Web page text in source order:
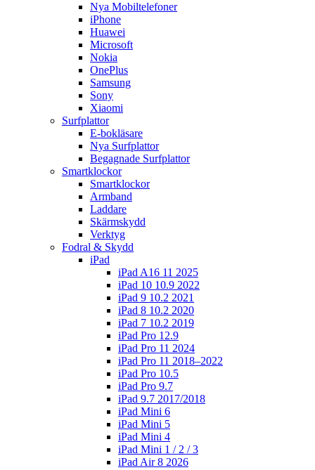
Nya Mobiltelefoner
iPhone
Huawei
Microsoft
Nokia
OnePlus
Samsung
Sony
Xiaomi
Surfplattor
E-bokläsare
Nya Surfplattor
Begagnade Surfplattor
Smartklockor
Smartklockor
Armband
Laddare
Skärmskydd
Verktyg
Fodral & Skydd
iPad
iPad A16 11 2025
iPad 10 10.9 2022
iPad 9 10.2 2021
iPad 8 10.2 2020
iPad 7 10.2 2019
iPad Pro 12.9
iPad Pro 11 2024
iPad Pro 11 2018–2022
iPad Pro 10.5
iPad Pro 9.7
iPad 9.7 2017/2018
iPad Mini 6
iPad Mini 5
iPad Mini 4
iPad Mini 1 / 2 / 3
iPad Air 8 2026